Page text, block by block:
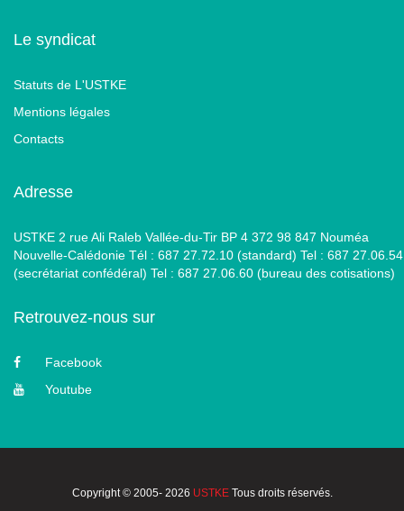
Le syndicat
Statuts de L'USTKE
Mentions légales
Contacts
Adresse
USTKE 2 rue Ali Raleb Vallée-du-Tir BP 4 372 98 847 Nouméa
Nouvelle-Calédonie Tél : 687 27.72.10 (standard) Tel : 687 27.06.54
(secrétariat confédéral) Tel : 687 27.06.60 (bureau des cotisations)
Retrouvez-nous sur
Facebook
Youtube
Copyright © 2005- 2026 USTKETous droits réservés.